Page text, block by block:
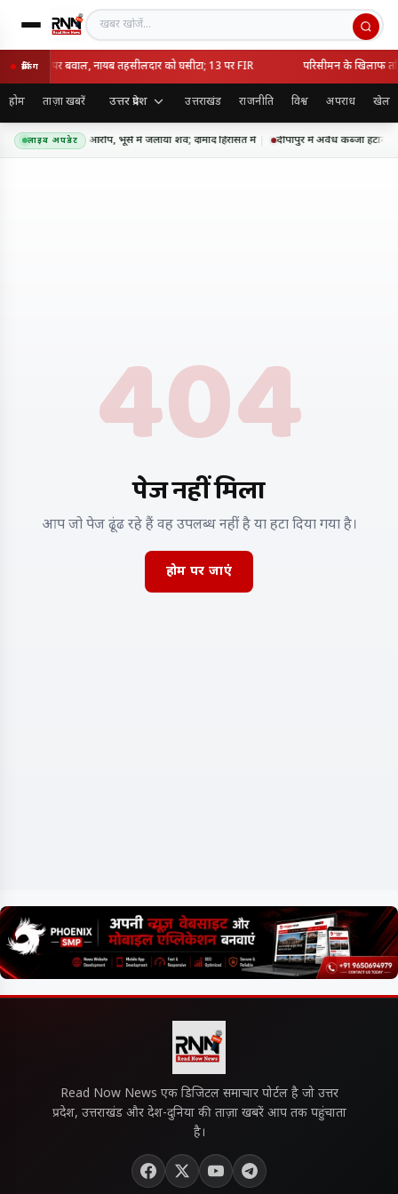
खबर खोजें
ब्रेकिंग
हटाने पर बवाल, नायब तहसीलदार को घसीटा; 13 पर FIR परिसीमन के खिलाफ
होम ताज़ा खबरें उत्तर प्रदेश उत्तराखंड राजनीति विश्व अपराध खेल
लाइव अपडेट
में सास की हत्या का आरोप, भूसे में जलाया शव; दामाद हिरासत में दीपापुर में अवैध कब्जा हटाने
404
पेज नहीं मिला
आप जो पेज ढूंढ रहे हैं वह उपलब्ध नहीं है या हटा दिया गया है।
होम पर जाएं
Read Now News एक डिजिटल समाचार पोर्टल है जो उत्तर
प्रदेश, उत्तराखंड और देश-दुनिया की ताज़ा खबरें आप तक पहुंचाता
है।